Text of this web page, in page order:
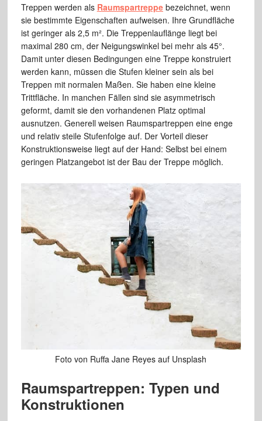
Treppen werden als Raumspartreppebezeichnet, wenn
sie bestimmte Eigenschaften aufweisen. Ihre Grundfläche
ist geringer als 2,5 m². Die Treppenlauflänge liegt bei
maximal 280 cm, der Neigungswinkel bei mehr als 45°.
Damit unter diesen Bedingungen eine Treppe konstruiert
werden kann, müssen die Stufen kleiner sein als bei
Treppen mit normalen Maßen. Sie haben eine kleine
Trittfläche. In manchen Fällen sind sie asymmetrisch
geformt, damit sie den vorhandenen Platz optimal
ausnutzen. Generell weisen Raumspartreppen eine enge
und relativ steile Stufenfolge auf. Der Vorteil dieser
Konstruktionsweise liegt auf der Hand: Selbst bei einem
geringen Platzangebot ist der Bau der Treppe möglich.
Foto von Ruffa Jane Reyes auf Unsplash
Raumspartreppen: Typen und
Konstruktionen